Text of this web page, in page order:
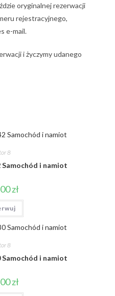
oryginalnej rezerwacji
rejestracyjnego,
e-mail.
i życzymy udanego
8
i namiot
zł
8
i namiot
zł